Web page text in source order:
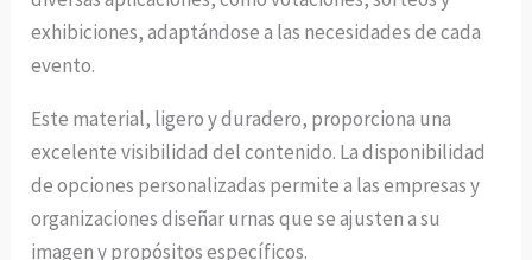
exhibiciones, adaptándose a las necesidades de cada
evento.
Este material, ligero y duradero, proporciona una
excelente visibilidad del contenido. La disponibilidad
de opciones personalizadas permite a las empresas y
organizaciones diseñar urnas que se ajusten a su
imagen y propósitos específicos.